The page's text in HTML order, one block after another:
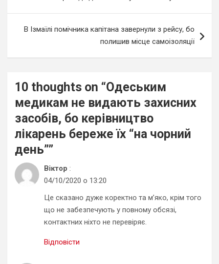
В Ізмаїлі помічника капітана завернули з рейсу, бо
полишив місце самоізоляції
10 thoughts on “Одеським
медикам не видають захисних
засобів, бо керівництво
лікарень береже їх “на чорний
день””
Віктор :
04/10/2020 о 13:20
Це сказано дуже коректно та м’яко, крім того
що не забезпечують у повному обсязі,
контактних ніхто не перевіряє.
Відповісти